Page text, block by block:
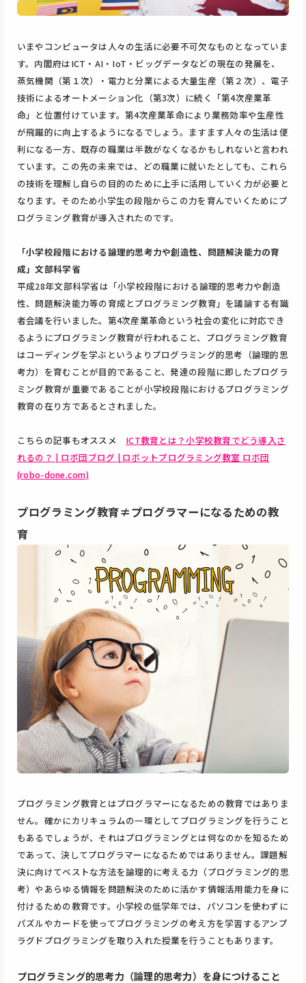
いまやコンピュータは人々の生活に必要不可欠なものとなっていま
す。内閣府はICT・AI・IoT・ビッグデータなどの現在の発展を、
蒸気機関（第１次）・電力と分業による大量生産（第２次）、電子
技術によるオートメーション化（第3次）に続く「第4次産業革
命」と位置付けています。第4次産業革命により業務効率や生産性
が飛躍的に向上するようになるでしょう。ますます人々の生活は便
利になる一方、既存の職業は半数がなくなるかもしれないと言われ
ています。この先の未来では、どの職業に就いたとしても、これら
の技術を理解し自らの目的のために上手に活用していく力が必要と
なります。そのため小学生の段階からこの力を育んでいくためにプ
ログラミング教育が導入されたのです。
「小学校段階における論理的思考力や創造性、問題解決能力の育
成」文部科学省
平成28年文部科学省は「小学校段階における論理的思考力や創造
性、問題解決能力等の育成とプログラミング教育」を議論する有識
者会議を行いました。第4次産業革命という社会の変化に対応でき
るようにプログラミング教育が行われること、プログラミング教育
はコーディングを学ぶというよりプログラミング的思考（論理的思
考力）を育むことが目的であること、発達の段階に即したプログラ
ミング教育が重要であることが小学校段階におけるプログラミング
教育の在り方であるとされました。
こちらの記事もオススメ ICT教育とは？小学校教育でどう導入さ
れるの？ | ロボ団ブログ | ロボットプログラミング教室 ロボ団
(robo-done.com)
プログラミング教育≠プログラマーになるための教
育
プログラミング教育とはプログラマーになるための教育ではありま
せん。確かにカリキュラムの一環としてプログラミングを行うこと
もあるでしょうが、それはプログラミングとは何なのかを知るため
であって、決してプログラマーになるためではありません。課題解
決に向けてベストな方法を論理的に考える力（プログラミング的思
考）やあらゆる情報を問題解決のために活かす情報活用能力を身に
付けるための教育です。小学校の低学年では、パソコンを使わずに
パズルやカードを使ってプログラミングの考え方を学習するアンプ
ラグドプログラミングを取り入れた授業を行うこともあります。
プログラミング的思考力（論理的思考力）を身につけること